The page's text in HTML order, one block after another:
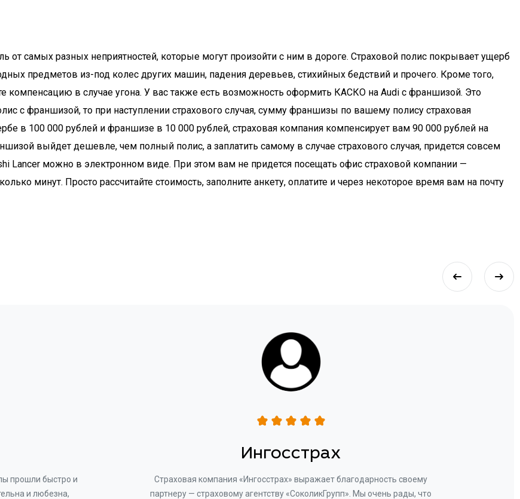
самых разных неприятностей, которые могут произойти с ним в дороге. Страховой полис покрывает ущерб
предметов из-под колес других машин, падения деревьев, стихийных бедствий и прочего. Кроме того,
в случае угона. У вас также есть возможность оформить КАСКО на Audi с франшизой. Это
с франшизой, то при наступлении страхового случая, сумму франшизы по вашему полису страховая
в 100 000 рублей и франшизе в 10 000 рублей, страховая компания компенсирует вам 90 000 рублей на
выйдет дешевле, чем полный полис, а заплатить самому в случае страхового случая, придется совсем
Lancer можно в электронном виде. При этом вам не придется посещать офис страховой компании —
минут. Просто рассчитайте стоимость, заполните анкету, оплатите и через некоторое время вам на почту
прошли быстро и
и любезна,
Ингосстрах
Страховая компания «Ингосстрах» выражает благодарность своему
партнеру — страховому агентству «СоколикГрупп». Мы очень рады, что